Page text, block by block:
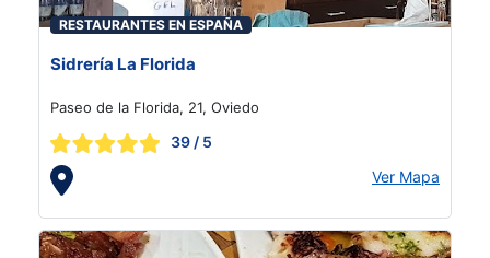
RESTAURANTES EN ESPAÑA
Sidrería La Florida
Paseo de la Florida, 21, Oviedo
39 / 5
Ver Mapa